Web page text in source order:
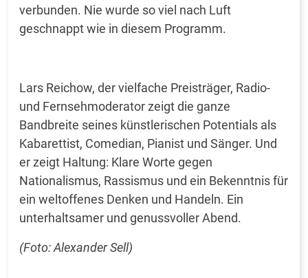
verbunden. Nie wurde so viel nach Luft
geschnappt wie in diesem Programm.
Lars Reichow, der vielfache Preisträger, Radio-
und Fernsehmoderator zeigt die ganze
Bandbreite seines künstlerischen Potentials als
Kabarettist, Comedian, Pianist und Sänger. Und
er zeigt Haltung: Klare Worte gegen
Nationalismus, Rassismus und ein Bekenntnis für
ein weltoffenes Denken und Handeln. Ein
unterhaltsamer und genussvoller Abend.
(Foto: Alexander Sell)